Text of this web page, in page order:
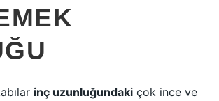
inç uzunluğundaki çok ince ve